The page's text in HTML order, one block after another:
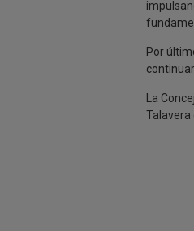
Por
La
Talavera